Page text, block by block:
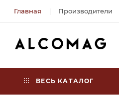
Главная Производители
ВЕСЬ КАТАЛОГ